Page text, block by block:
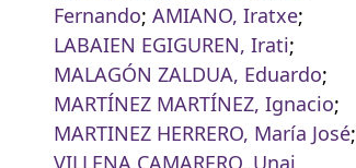
Fernando; AMIANO, Iratxe;
LABAIEN EGIGUREN, Irati;
MALAGÓN ZALDUA, Eduardo;
MARTÍNEZ MARTÍNEZ, Ignacio;
MARTINEZ HERRERO, María José;
VILLENA CAMARERO, Unai